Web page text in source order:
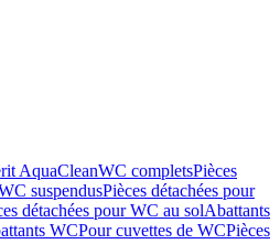
AquaCleanWC completsPièces
suspendusPièces détachées pour
détachées pour WC au solAbattants
WCPour cuvettes de WCPièces